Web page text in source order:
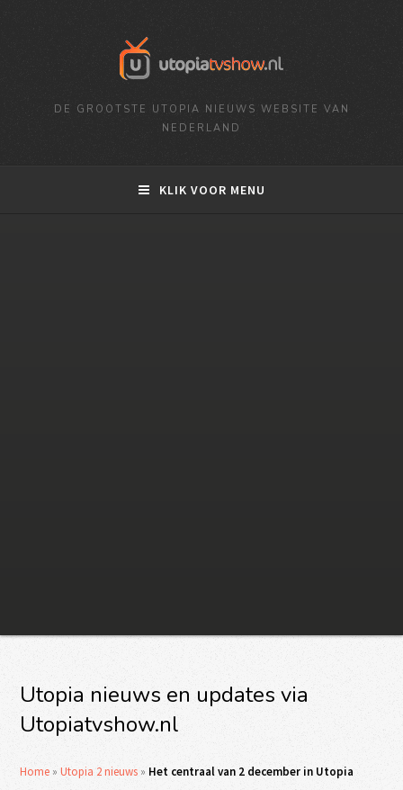
DE GROOTSTE UTOPIA NIEUWS WEBSITE VAN
NEDERLAND
KLIK VOOR MENU
Utopia nieuws en updates via
Utopiatvshow.nl
Home »Utopia 2 nieuws » Het centraal van 2 december in Utopia